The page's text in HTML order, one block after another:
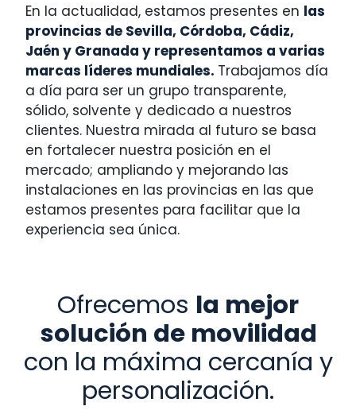
En la actualidad, estamos presentes en las
provincias de Sevilla, Córdoba, Cádiz,
Jaén y Granada y representamos a varias
marcas líderes mundiales. Trabajamos día
a día para ser un grupo transparente,
sólido, solvente y dedicado a nuestros
clientes. Nuestra mirada al futuro se basa
en fortalecer nuestra posición en el
mercado; ampliando y mejorando las
instalaciones en las provincias en las que
estamos presentes para facilitar que la
experiencia sea única.
Ofrecemos la mejor
solución de movilidad
con la máxima cercanía y
personalización.